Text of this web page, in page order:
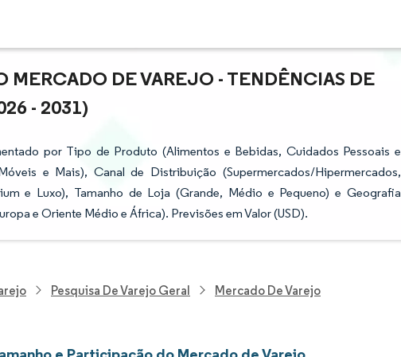
MERCADO DE VAREJO - TENDÊNCIAS DE
- 2031)
por Tipo de Produto (Alimentos e Bebidas, Cuidados Pessoais e
e Mais), Canal de Distribuição (Supermercados/Hipermercados,
e Luxo), Tamanho de Loja (Grande, Médio e Pequeno) e Geografia
e Oriente Médio e África). Previsões em Valor (USD).
Pesquisa De Varejo Geral Mercado De Varejo